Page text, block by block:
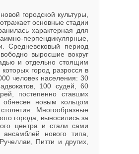
городской культуры,
основные стадии
характерная для
перпендикулярные,
Средневековый период
выросшие вокруг
и отдельно стоящим
город разросся в
человек населения: 30
100 судей, 60
постепенно ставших
новым кольцом
Многообразные
города, выносились за
центра и стали сами
нового типа,
Питти и других,